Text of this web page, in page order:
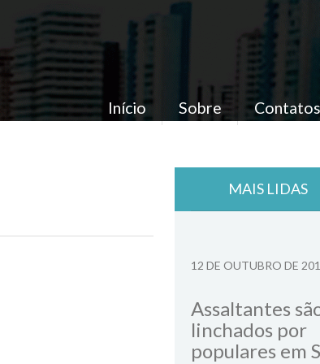
Início Sobre Contatos
MAIS LIDAS
12 DE OUTUBRO DE
Assaltantes
linchados por
populares em